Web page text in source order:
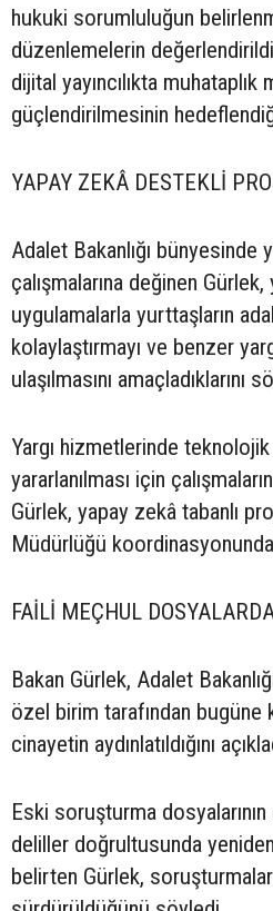
hukuki sorumluluğun
düzenlemelerin
dijital yayıncılıkta muhataplık
güçlendirilmesinin
YAPAY ZEKÂ DESTEKLİ
Adalet Bakanlığı
çalışmalarına değinen
uygulamalarla yurttaşların
kolaylaştırmayı ve benzer
ulaşılmasını amaçladıklarını
Yargı hizmetlerinde
yararlanılması için
Gürlek, yapay zekâ tabanlı
Müdürlüğü
FAİLİ MEÇHUL
Bakan Gürlek, Adalet
özel birim tarafından
cinayetin aydınlatıldığını
Eski soruşturma
deliller doğrultusunda
belirten Gürlek,